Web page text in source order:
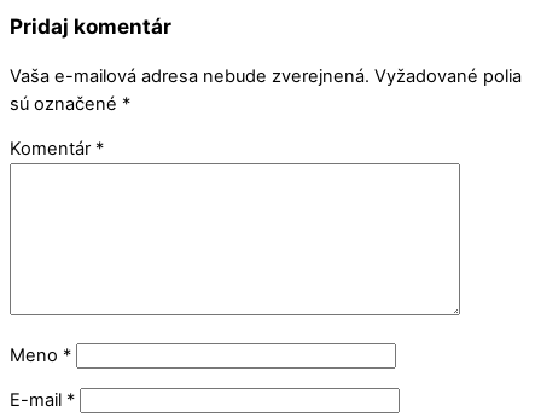
Pridaj komentár
Vaša e-mailová adresa nebude zverejnená. Vyžadované polia
sú označené *
Komentár *
Meno *
E-mail *